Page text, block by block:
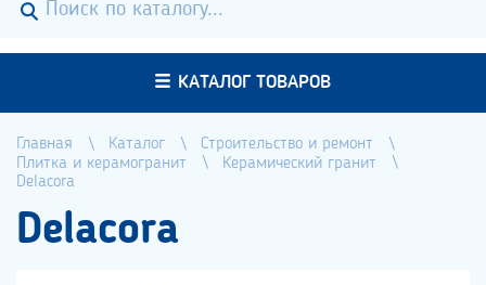
КАТАЛОГ ТОВАРОВ
Главная Каталог
Строительство и ремонт
Плитка и керамогранит
Керамический гранит
Delacora
Delacora